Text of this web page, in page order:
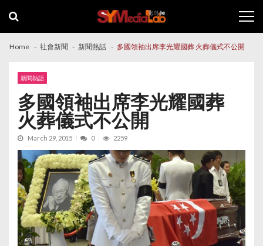
navigation
content
Home 社會新聞 新聞熱話 多國領袖出席李光耀國葬 火葬儀式不公開
新聞熱話
多國領袖出席李光耀國葬
火葬儀式不公開
March 29, 2015 0 2259